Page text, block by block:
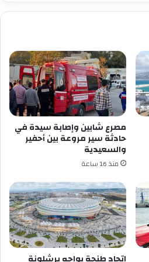
مصرع شابين وإصابة سيدة في
حادثة سير مروعة بين أحفير
والسعيدية
منذ 16 ساعة